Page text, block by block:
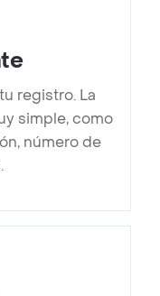
registro. La
simple, como
número de